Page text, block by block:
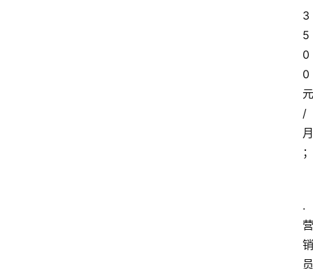
3
5
0
0
元
/
月
；
.
营
销
员